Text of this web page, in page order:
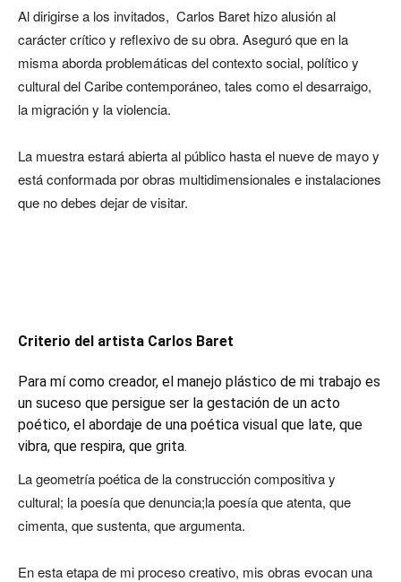
Al dirigirse a los invitados, Carlos Baret hizo alusión al
carácter crítico y reflexivo de su obra. Aseguró que en la
misma aborda problemáticas del contexto social, político y
cultural del Caribe contemporáneo, tales como el desarraigo,
la migración y la violencia.
La muestra estará abierta al público hasta el nueve de mayo y
está conformada por obras multidimensionales e instalaciones
que no debes dejar de visitar.
Criterio del artista Carlos Baret
Para mí como creador, el manejo plástico de mi trabajo es
un suceso que persigue ser la gestación de un acto
poético, el abordaje de una poética visual que late, que
vibra, que respira, que grita.
La geometría poética de la construcción compositiva y
cultural; la poesía que denuncia;la poesía que atenta, que
cimenta, que sustenta, que argumenta.
En esta etapa de mi proceso creativo, mis obras evocan una